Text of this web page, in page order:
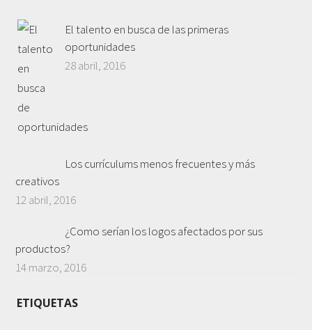
El talento en busca de las primeras
oportunidades
28 abril, 2016
Los currículums menos frecuentes y más
creativos
12 abril, 2016
¿Como serían los logos afectados por sus
productos?
14 marzo, 2016
ETIQUETAS